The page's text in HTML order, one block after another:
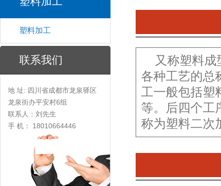
塑料加工
联系我们
地 址: 四川省成都市龙泉驿区
龙泉街办平安村6组
联系人：刘先生
手 机： 18010664446
又称塑料
各种工艺的总
工一般包括塑
等。后四个工
称为塑料二次